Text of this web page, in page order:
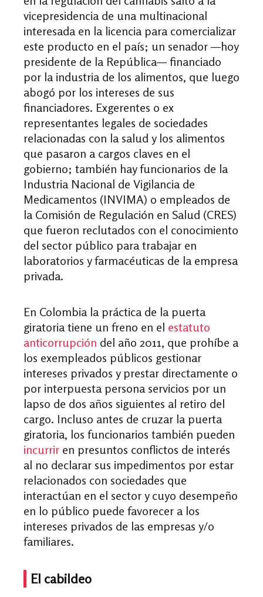
vicepresidencia de una multinacional
interesada en la licencia para comercializar
este producto en el país; un senador —hoy
presidente de la República— financiado
por la industria de los alimentos, que luego
abogó por los intereses de sus
financiadores. Exgerentes o ex
representantes legales de sociedades
relacionadas con la salud y los alimentos
que pasaron a cargos claves en el
gobierno; también hay funcionarios de la
Industria Nacional de Vigilancia de
Medicamentos (INVIMA) o empleados de
la Comisión de Regulación en Salud (CRES)
que fueron reclutados con el conocimiento
del sector público para trabajar en
laboratorios y farmacéuticas de la empresa
privada.
En Colombia la práctica de la puerta
giratoria tiene un freno en el estatuto
anticorrupción del año 2011, que prohíbe a
los exempleados públicos gestionar
intereses privados y prestar directamente o
por interpuesta persona servicios por un
lapso de dos años siguientes al retiro del
cargo. Incluso antes de cruzar la puerta
giratoria, los funcionarios también pueden
incurrir en presuntos conflictos de interés
al no declarar sus impedimentos por estar
relacionados con sociedades que
interactúan en el sector y cuyo desempeño
en lo público puede favorecer a los
intereses privados de las empresas y/o
familiares.
El cabildeo